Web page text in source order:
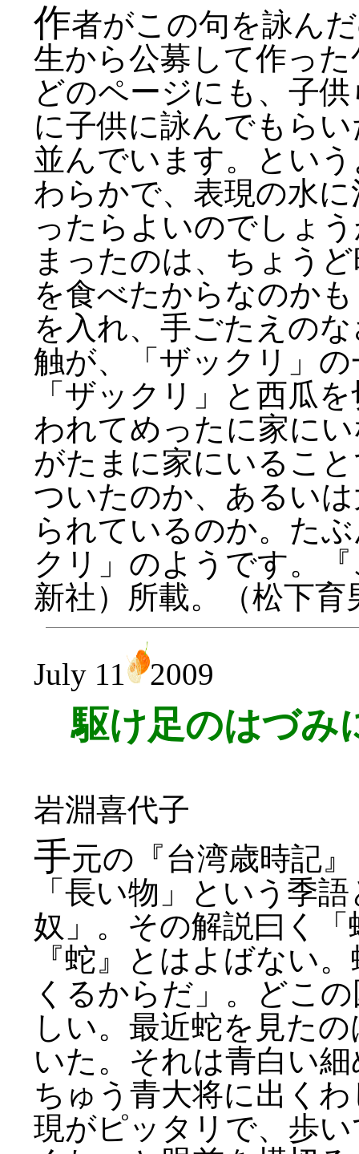
作者がこの句を詠ん
生から公募して作っ
どのページにも、子
に子供に詠んでもら
並んでいます。とい
わらかで、表現の水
ったらよいのでしょ
まったのは、ちょう
を食べたからなのか
を入れ、手ごたえの
触が、「ザックリ」
「ザックリ」と西瓜
われてめったに家に
がたまに家にいるこ
ついたのか、あるい
られているのか。た
クリ」のようです。
新社）所載。（松下育
July 11 2009
駆け足のはづみ
岩淵喜代子
手元の『台湾歳時記
「長い物」という季
奴」。その解説曰く
『蛇』とはよばない
くるからだ」。どこ
しい。最近蛇を見た
いた。それは青白い
ちゅう青大将に出く
現がピッタリで、歩